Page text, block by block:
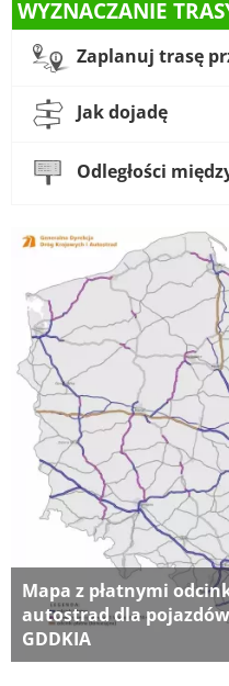
WYZNACZANIE
Zaplanuj trasę
Jak dojadę
Odległości
Mapa z płatnymi
autostrad dla
GDDKIA